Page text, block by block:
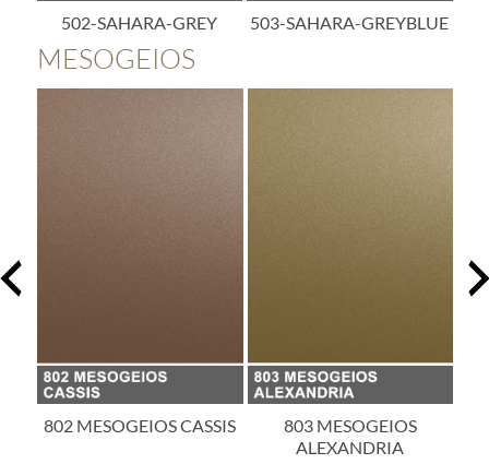
503-SAHARA-GREYBLUE 504-SAHARA-BLUE
MESOGEIOS
803 MESOGEIOS
804 MESOGEIOS
ALICANTE